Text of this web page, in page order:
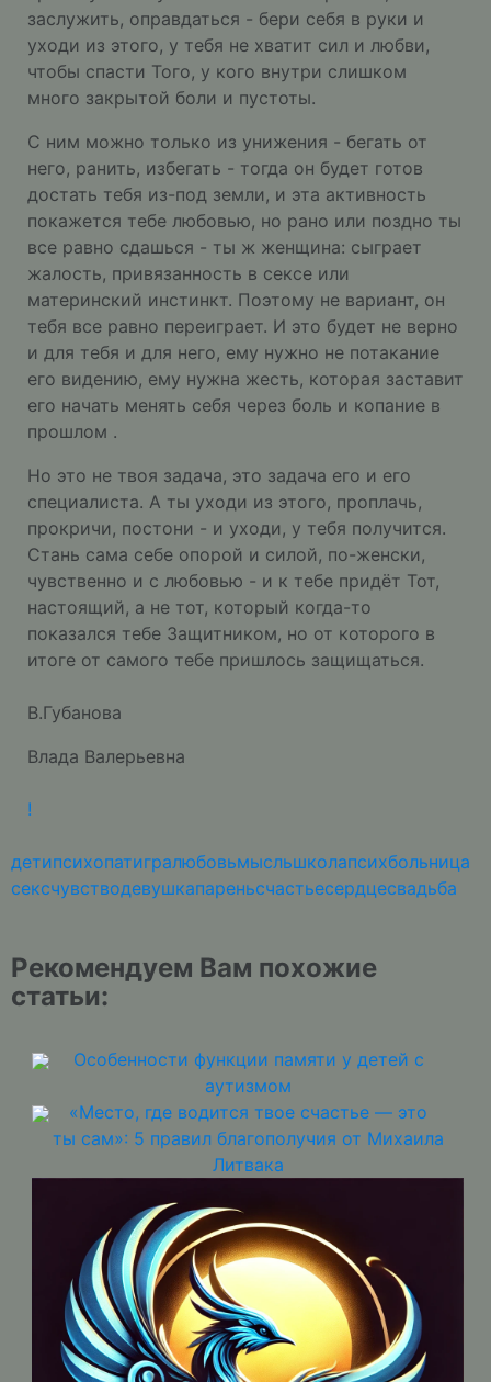
заслужить, оправдаться - бери себя в руки и
уходи из этого, у тебя не хватит сил и любви,
чтобы спасти Того, у кого внутри слишком
много закрытой боли и пустоты.
С ним можно только из унижения - бегать от
него, ранить, избегать - тогда он будет готов
достать тебя из-под земли, и эта активность
покажется тебе любовью, но рано или поздно ты
все равно сдашься - ты ж женщина: сыграет
жалость, привязанность в сексе или
материнский инстинкт. Поэтому не вариант, он
тебя все равно переиграет. И это будет не верно
и для тебя и для него, ему нужно не потакание
его видению, ему нужна жесть, которая заставит
его начать менять себя через боль и копание в
прошлом .
Но это не твоя задача, это задача его и его
специалиста. А ты уходи из этого, проплачь,
прокричи, постони - и уходи, у тебя получится.
Стань сама себе опорой и силой, по-женски,
чувственно и с любовью - и к тебе придёт Тот,
настоящий, а не тот, который когда-то
показался тебе Защитником, но от которого в
итоге от самого тебе пришлось защищаться.
В.Губанова
Влада Валерьевна
!
детипсихопатигралюбовьмысльшколапсихбольница
сексчувстводевушкапареньсчастьесердцесвадьба
Рекомендуем Вам похожие
статьи:
Особенности функции памяти у детей с
аутизмом
«Место, где водится твое счастье — это
ты сам»: 5 правил благополучия от Михаила
Литвака